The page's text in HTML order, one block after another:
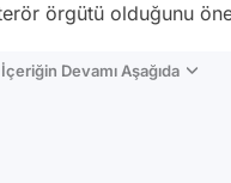
örgütü olduğunu
İçeriğin Devamı Aşağıda